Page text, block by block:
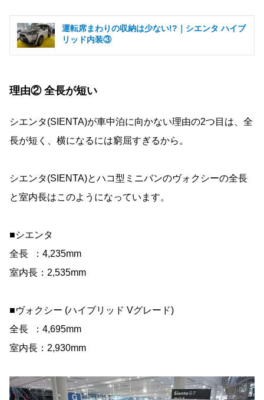
運転席まわりの収納は少ない!?｜シエンタ ハイブ
リッド内装③
理由② 全長が短い
シエンタ(SIENTA)が車中泊に向かない理由の2つ目は、全
長が短く、横になるには窮屈すぎるから。
シエンタ(SIENTA)とハコ型ミニバンのヴォクシーの全長
と室内長はこのようになっています。
■シエンタ
全長 ：4,235mm
室内長：2,535mm
■ヴォクシー (ハイブリッド Vグレード)
全長 ：4,695mm
室内長：2,930mm